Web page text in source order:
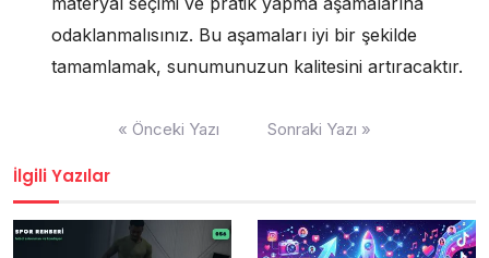
odaklanmalısınız. Bu aşamaları iyi bir şekilde
tamamlamak, sunumunuzun kalitesini artıracaktır.
« Önceki Yazı Sonraki Yazı »
İlgili Yazılar